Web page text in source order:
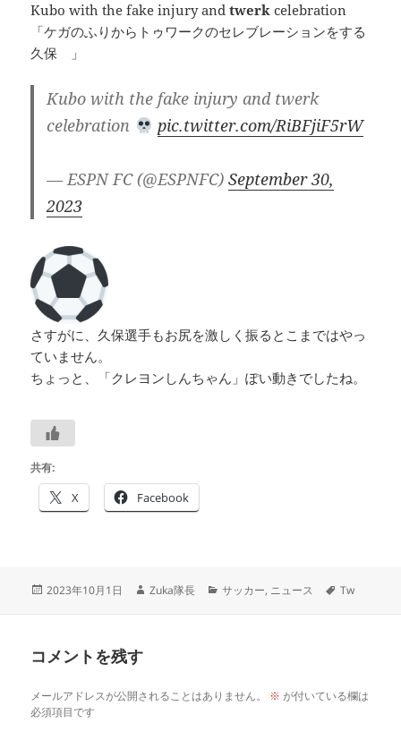
Kubo with the fake injury and twerk celebration
「ケガのふりからトゥワークのセレブレーションをする
久保 」
Kubo with the fake injury and twerk
celebration
pic.twitter.com/RiBFjiF5rW
— ESPN FC (@ESPNFC)September 30,
2023
さすがに、久保選手もお尻を激しく振るとこまではやっ
ていません。
ちょっと、「クレヨンしんちゃん」ぽい動きでしたね。
共有:
X Facebook
投
2023年10月1日
作
Zuka隊長
カ
サッカー, ニュース
タ
Tw
コメントを残す
メールアドレスが公開されることはありません。 ※ が付いている欄は
必須項目です